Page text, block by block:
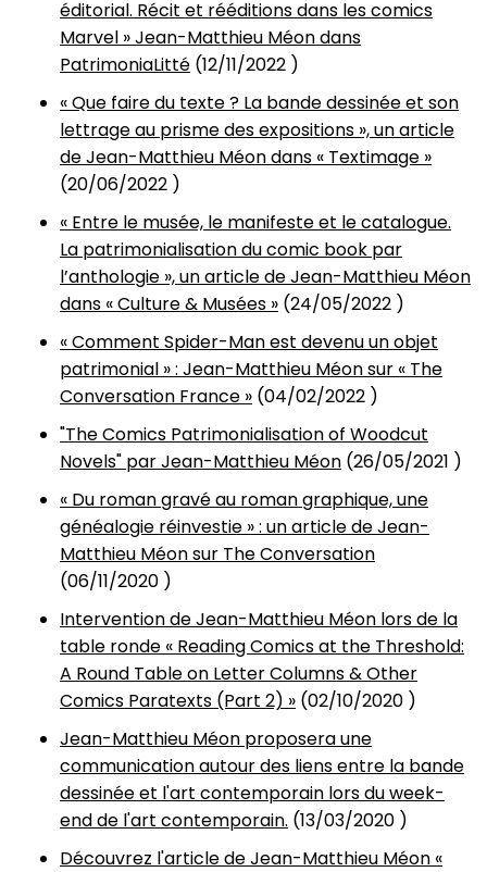
éditorial. Récit et rééditions dans les comics
Marvel » Jean-Matthieu Méon dans
PatrimoniaLitté (12/11/2022 )
« Que faire du texte ? La bande dessinée et son
lettrage au prisme des expositions », un article
de Jean-Matthieu Méon dans « Textimage »
(20/06/2022 )
« Entre le musée, le manifeste et le catalogue.
La patrimonialisation du comic book par
l’anthologie », un article de Jean-Matthieu Méon
dans « Culture & Musées » (24/05/2022 )
« Comment Spider-Man est devenu un objet
patrimonial » : Jean-Matthieu Méon sur « The
Conversation France » (04/02/2022 )
"The Comics Patrimonialisation of Woodcut
Novels" par Jean-Matthieu Méon (26/05/2021 )
« Du roman gravé au roman graphique, une
généalogie réinvestie » : un article de Jean-
Matthieu Méon sur The Conversation
(06/11/2020 )
Intervention de Jean-Matthieu Méon lors de la
table ronde « Reading Comics at the Threshold:
A Round Table on Letter Columns & Other
Comics Paratexts (Part 2) » (02/10/2020 )
Jean-Matthieu Méon proposera une
communication autour des liens entre la bande
dessinée et l'art contemporain lors du week-
end de l'art contemporain. (13/03/2020 )
Découvrez l'article de Jean-Matthieu Méon «